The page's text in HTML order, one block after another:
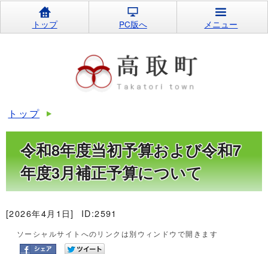
トップ PC版へ メニュー
トップ
令和8年度当初予算および令和7
年度3月補正予算について
[2026年4月1日] ID:2591
ソーシャルサイトへのリンクは別ウィンドウで開きます